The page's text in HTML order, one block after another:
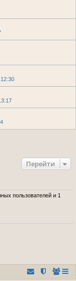
Перейти
пользователей и 1